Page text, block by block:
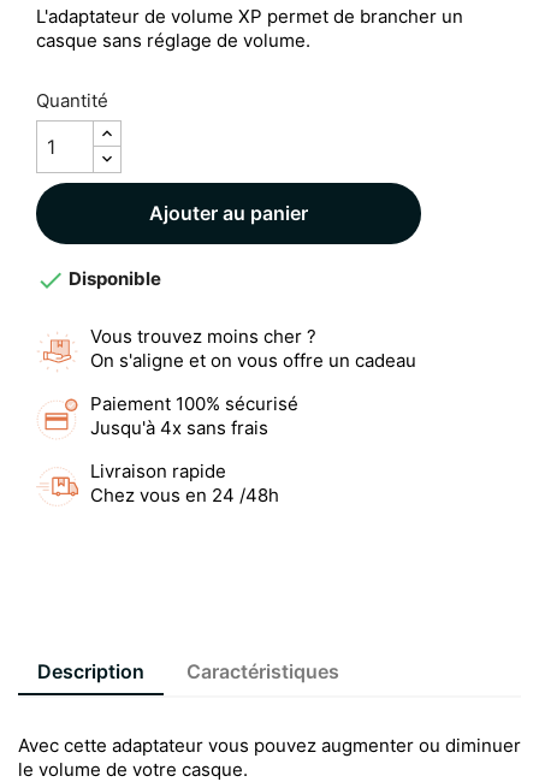
L'adaptateur de volume XP permet de brancher un
casque sans réglage de volume.
Quantité
Ajouter au panier
 Disponible
Vous trouvez moins cher ?
On s'aligne et on vous offre un cadeau
Paiement 100% sécurisé
Jusqu'à 4x sans frais
Livraison rapide
Chez vous en 24 /48h
Description Caractéristiques
Avec cette adaptateur vous pouvez augmenter ou diminuer
le volume de votre casque.